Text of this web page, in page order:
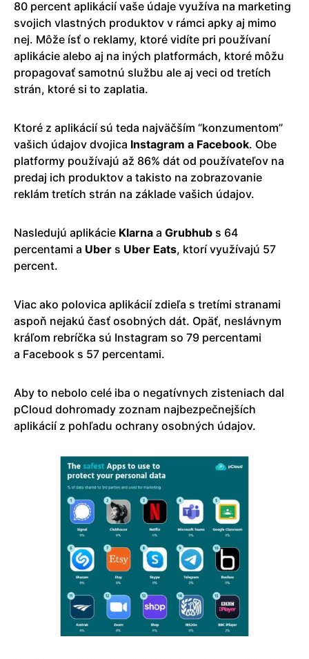
80 percent aplikácií vaše údaje využíva na marketing
svojich vlastných produktov v rámci apky aj mimo
nej. Môže ísť o reklamy, ktoré vidíte pri používaní
aplikácie alebo aj na iných platformách, ktoré môžu
propagovať samotnú službu ale aj veci od tretích
strán, ktoré si to zaplatia.
Ktoré z aplikácií sú teda najväčším “konzumentom”
vašich údajov dvojica Instagram a Facebook. Obe
platformy používajú až 86% dát od používateľov na
predaj ich produktov a takisto na zobrazovanie
reklám tretích strán na základe vašich údajov.
Nasledujú aplikácie Klarna a Grubhub s 64
percentami a Uber s Uber Eats, ktorí využívajú 57
percent.
Viac ako polovica aplikácií zdieľa s tretími stranami
aspoň nejakú časť osobných dát. Opäť, neslávnym
kráľom rebríčka sú Instagram so 79 percentami
a Facebook s 57 percentami.
Aby to nebolo celé iba o negatívnych zisteniach dal
pCloud dohromady zoznam najbezpečnejších
aplikácií z pohľadu ochrany osobných údajov.